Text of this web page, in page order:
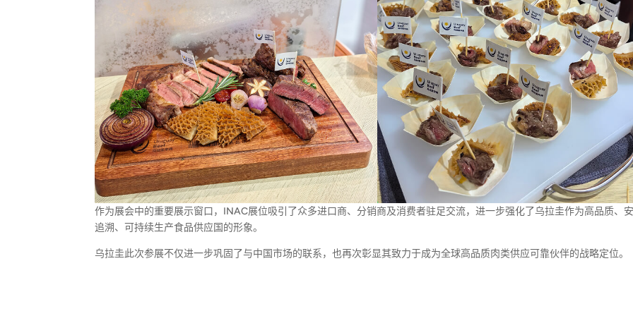
作为展会中的重要展示窗口，INAC展位吸引了众多进口商、分销商及消费者驻足交流，进一步强化了乌拉圭作为高品质、
追溯、可持续生产食品供应国的形象。
乌拉圭此次参展不仅进一步巩固了与中国市场的联系，也再次彰显其致力于成为全球高品质肉类供应可靠伙伴的战略定位。